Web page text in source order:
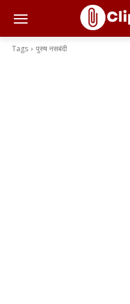
Tags पुरुष नसबंदी